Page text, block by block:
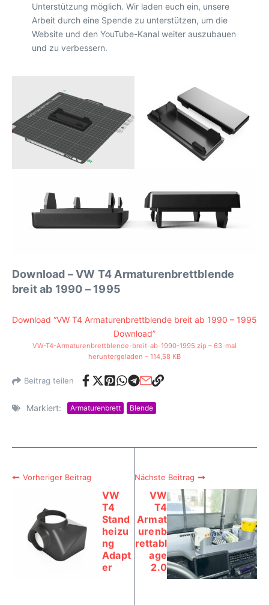
Unterstützung möglich. Wir laden euch ein, unsere
Arbeit durch eine Spende zu unterstützen, um die
Website und den YouTube-Kanal weiter auszubauen
und zu verbessern.
Download – VW T4 Armaturenbrettblende
breit ab 1990 – 1995
Download “VW T4 Armaturenbrettblende breit ab 1990 – 1995
Download”
VW-T4-Armaturenbrettblende-breit-ab-1990-1995.zip – 63-mal
heruntergeladen – 114,58 KB
Beitrag teilen
Markiert: Armaturenbrett Blende
Vorheriger Beitrag
VW
T4
Stand
heizu
ng
Adapt
er
Nächste Beitrag
VW
T4
Armat
urenb
rettabl
age
2.0